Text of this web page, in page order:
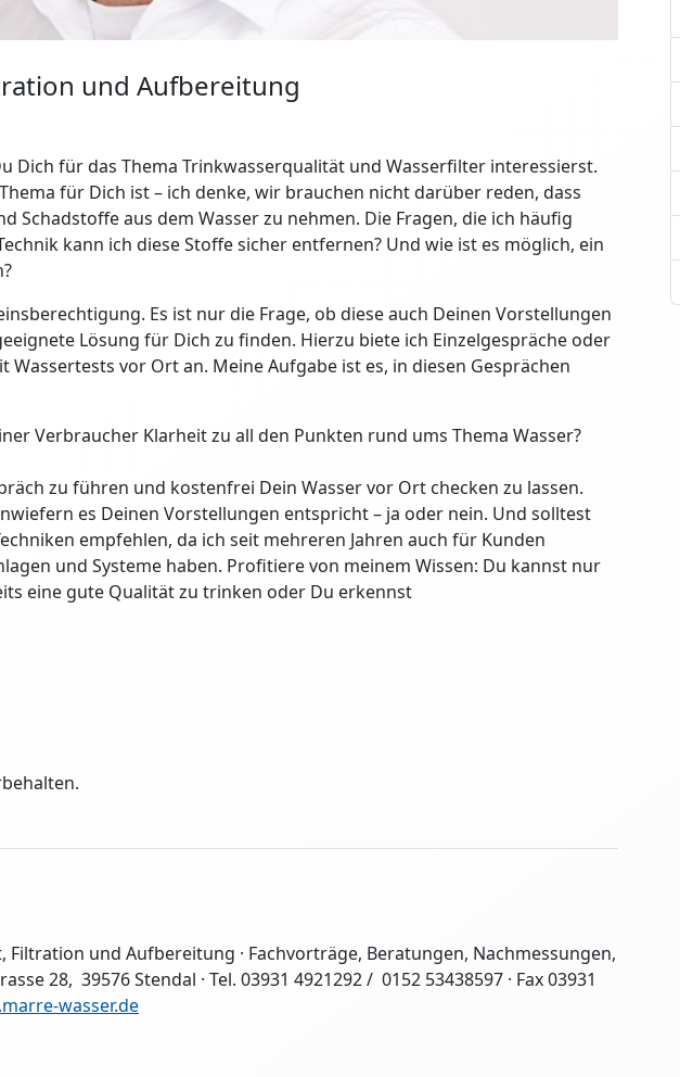
und Aufbereitung
Dich für das Thema Trinkwasserqualität und Wasserfilter interessierst.
für Dich ist – ich denke, wir brauchen nicht darüber reden, dass
Schadstoffe aus dem Wasser zu nehmen. Die Fragen, die ich häufig
kann ich diese Stoffe sicher entfernen? Und wie ist es möglich, ein
Es ist nur die Frage, ob diese auch Deinen Vorstellungen
Lösung für Dich zu finden. Hierzu biete ich Einzelgespräche oder
vor Ort an. Meine Aufgabe ist es, in diesen Gesprächen
Verbraucher Klarheit zu all den Punkten rund ums Thema Wasser?
zu führen und kostenfrei Dein Wasser vor Ort checken zu lassen.
es Deinen Vorstellungen entspricht – ja oder nein. Und solltest
empfehlen, da ich seit mehreren Jahren auch für Kunden
und Systeme haben. Profitiere von meinem Wissen: Du kannst nur
eine gute Qualität zu trinken oder Du erkennst
Filtration und Aufbereitung · Fachvorträge, Beratungen, Nachmessungen,
28, 39576 Stendal · Tel. 03931 4921292 / 0152 53438597 · Fax 03931
wasser.de